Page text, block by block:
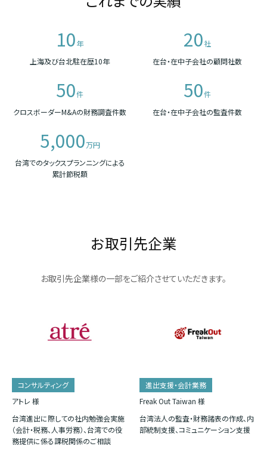
10年
上海及び台北駐在歴10年
20社
在台・在中子会社の顧問社数
50件
クロスボーダーM&Aの財務調査件数
50件
在台・在中子会社の監査件数
5,000万円
台湾でのタックスプランニングによる
累計節税額
お取引先企業
お取引先企業様の一部をご紹介させていただきます。
コンサルティング
アトレ 様
台湾進出に際しての社内勉強会実施
（会計・税務、人事労務）、台湾での役
務提供に係る課税関係のご相談
進出支援・会計業務
Freak Out Taiwan 様
台湾法人の監査・財務諸表の作成、内
部統制支援、コミュニケーション支援